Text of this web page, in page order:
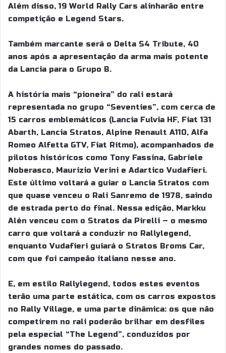
Além disso, 19 World Rally Cars alinharão entre
competição e Legend Stars.
Também marcante será o Delta S4 Tribute, 40
anos após a apresentação da arma mais potente
da Lancia para o Grupo B.
A história mais “pioneira” do rali estará
representada no grupo “Seventies”, com cerca de
15 carros emblemáticos (Lancia Fulvia HF, Fiat 131
Abarth, Lancia Stratos, Alpine Renault A110, Alfa
Romeo Alfetta GTV, Fiat Ritmo), acompanhados de
pilotos históricos como Tony Fassina, Gabriele
Noberasco, Maurizio Verini e Adartico Vudafieri.
Este último voltará a guiar o Lancia Stratos com
que quase venceu o Rali Sanremo de 1978, saindo
de estrada perto do final. Nessa edição, Markku
Alén venceu com o Stratos da Pirelli – o mesmo
carro que voltará a conduzir no Rallylegend,
enquanto Vudafieri guiará o Stratos Broms Car,
com que foi campeão italiano nesse ano.
E, em estilo Rallylegend, todos estes eventos
terão uma parte estática, com os carros expostos
no Rally Village, e uma parte dinâmica: os que não
competirem no rali poderão brilhar em desfiles
pela especial “The Legend”, conduzidos por
grandes nomes do passado.